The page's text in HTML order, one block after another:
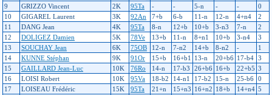
9
GRIZZO Vincent 2K 95Ta - - 5-n - -
0
10
GIGAREL Laurent 3K 92An 7+b 6-b 11-n 12-n 4+n4
2
11
DANG Jean 4K 95Ta 8-n 12+b 10+b 3-n3 7-n
2
12
DOLIGEZ Damien 5K 78Ve 13+b 11-n 8+n1 10+b 3-n4
3
13
SOUCHAY Jean 6K 75OB 12-n 7-n2 14+b 8-n2 -
1
14
KUNNE Stéphan 9K 91Or 15+b 16+b1 13-n 20+b6 17-b4 3
15
GAILLARD Jean-Luc 10K 76Ro 14-n 17-b3 26+b6 16+b 22+b5 3
16
LOISI Robert 10K 95Va 18-b2 14-n1 17-b2 15-n 25-b6 0
17
LOISEAU Frédéric 15K 95Ta 21+n 15+n3 16+n2 18+b 14+n4 5